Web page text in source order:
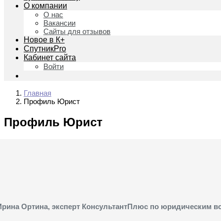
О компании
О нас
Вакансии
Сайты для отзывов
Новое в К+
СпутникPro
Кабинет сайта
Войти
Главная
Профиль Юрист
Профиль Юрист
Ортина, эксперт КонсультантПлюс по юридическим